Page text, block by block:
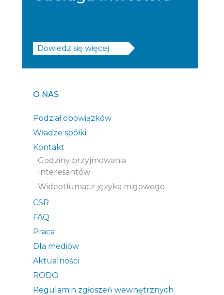
Dowiedz się więcej
O NAS
Podział obowiązków
Władze spółki
Kontakt
Godziny przyjmowania
Interesantów
Wideotłumacz języka migowego
CSR
FAQ
Praca
Dla mediów
Aktualności
RODO
Regulamin zgłoszeń wewnętrznych